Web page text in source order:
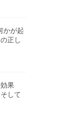
かが起
正し
果
して